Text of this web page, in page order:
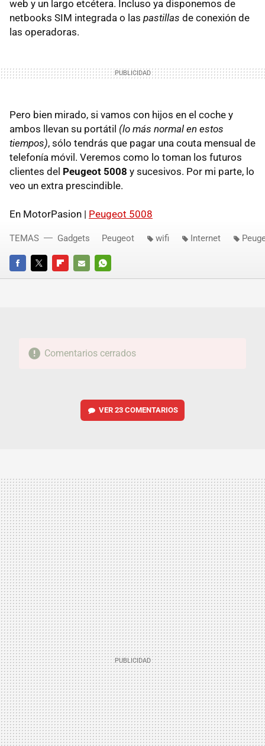
web y un largo etcétera. Incluso ya disponemos de
netbooks SIM integrada o las pastillas de conexión de
las operadoras.
Pero bien mirado, si vamos con hijos en el coche y
ambos llevan su portátil (lo más normal en estos
tiempos), sólo tendrás que pagar una couta mensual de
telefonía móvil. Veremos como lo toman los futuros
clientes del Peugeot 5008 y sucesivos. Por mi parte, lo
veo un extra prescindible.
En MotorPasion | Peugeot 5008
FACEBOOKTWITTERFLIPBOARD
E-
WHATSAPP
TEMAS Gadgets Peugeot wifi Internet
Comentarios cerrados
VER 23 COMENTARIOS